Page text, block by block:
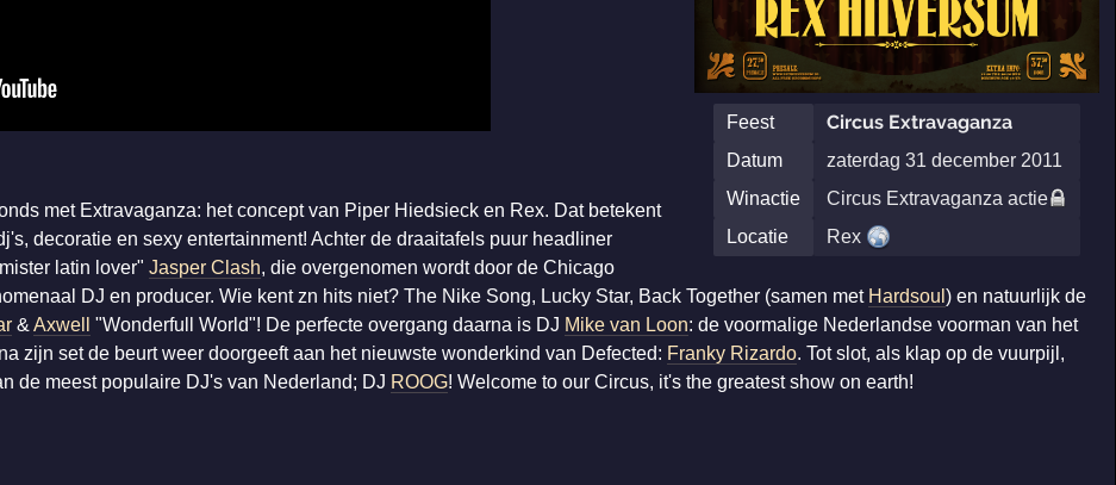
Feest Circus Extravaganza
Datum
zaterdag 31 december 2011
Winactie
Circus Extravaganza actie
Locatie
Rex
met Extravaganza: het concept van Piper Hiedsieck en Rex. Dat betekent
decoratie en sexy entertainment! Achter de draaitafels puur headliner
latin lover" Jasper Clash, die overgenomen wordt door de Chicago
DJ en producer. Wie kent zn hits niet? The Nike Song, Lucky Star, Back Together (samen met Hardsoul ) en natuurlijk de
& Axwell "Wonderfull World"! De perfecte overgang daarna is DJ Mike van Loon: de voormalige Nederlandse voorman van het
zijn set de beurt weer doorgeeft aan het nieuwste wonderkind van Defected: Franky Rizardo. Tot slot, als klap op de vuurpijl,
de meest populaire DJ's van Nederland; DJ ROOG! Welcome to our Circus, it's the greatest show on earth!